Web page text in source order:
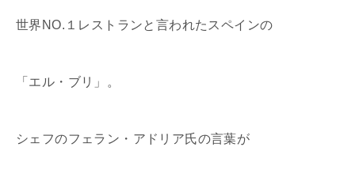
世界NO.１レストランと言われたスペインの
「エル・ブリ」。
シェフのフェラン・アドリア氏の言葉が